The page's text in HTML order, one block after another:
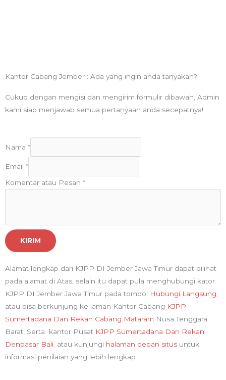
Kantor Cabang Jember : Ada yang ingin anda tanyakan?
Cukup dengan mengisi dan mengirim formulir dibawah, Admin
kami siap menjawab semua pertanyaan anda secepatnya!
Nama *
Email *
Komentar atau Pesan *
KIRIM
Alamat lengkap dari KJPP DI Jember Jawa Timur dapat dilihat
pada alamat di Atas, selain itu dapat pula menghubungi kator
KJPP DI Jember Jawa Timur pada tombol Hubungi Langsung,
atau bisa berkunjung ke laman Kantor Cabang KJPP
Sumertadana Dan Rekan Cabang Mataram Nusa Tenggara
Barat, Serta kantor Pusat KJPP Sumertadana Dan Rekan
Denpasar Bali. atau kunjungi halaman depan situs untuk
informasi penilaian yang lebih lengkap.